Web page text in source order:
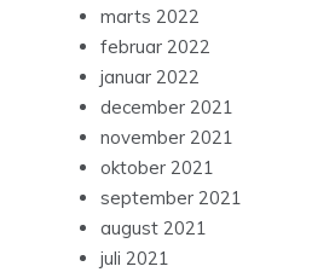
marts 2022
februar 2022
januar 2022
december 2021
november 2021
oktober 2021
september 2021
august 2021
juli 2021